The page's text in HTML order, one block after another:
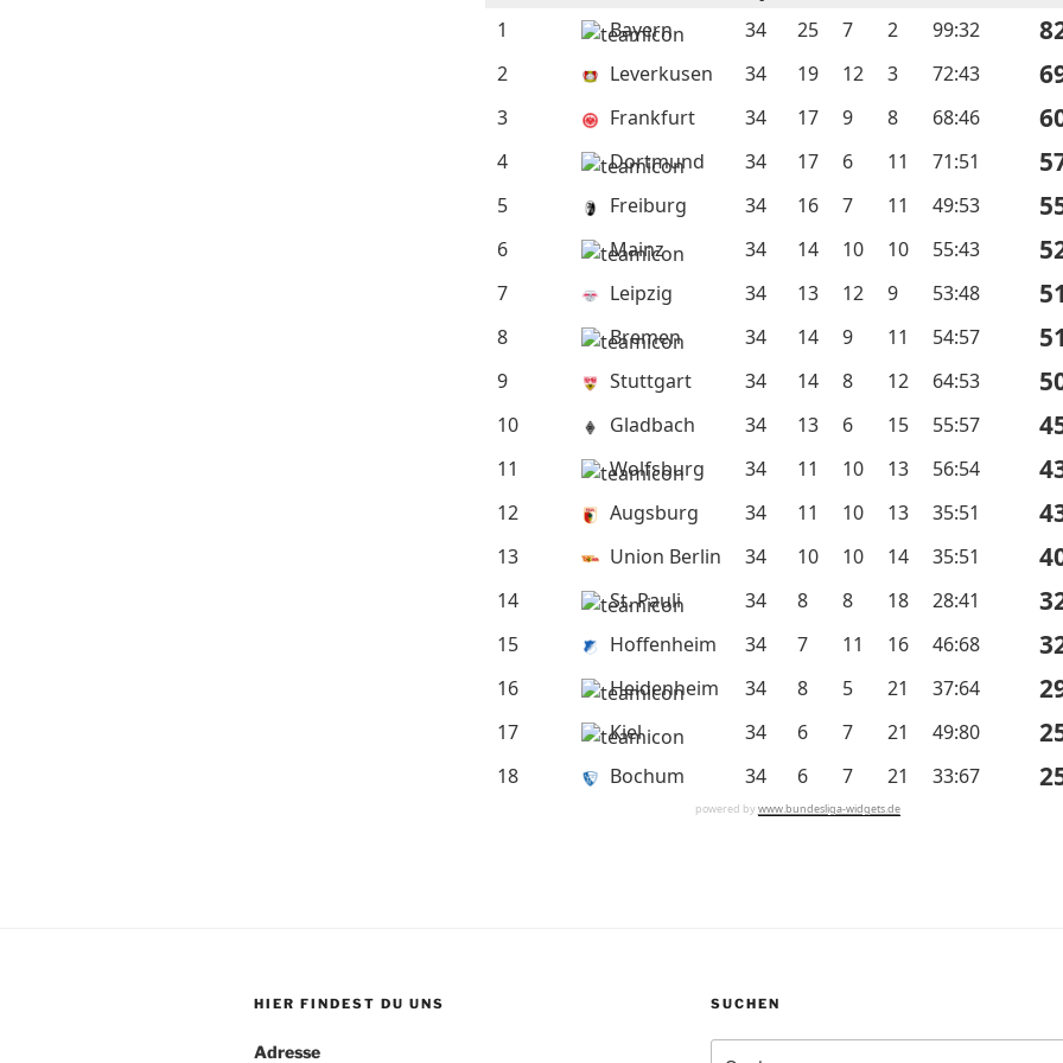
1 Bayern 34 25 7 2 99:32
2 Leverkusen 34 19 12 3 72:43
3 Frankfurt 34 17 9 8 68:46
4 Dortmund 34 17 6 11 71:51
5 Freiburg 34 16 7 11 49:53
6 Mainz 34 14 10 10 55:43
7 Leipzig 34 13 12 9 53:48 51
8 Bremen 34 14 9 11 54:57 51
9 Stuttgart 34 14 8 12 64:53
10 Gladbach 34 13 6 15 55:57
11 Wolfsburg 34 11 10 13 56:54
12 Augsburg 34 11 10 13 35:51
13 Union Berlin 34 10 10 14 35:51
14 St. Pauli 34 8 8 18 28:41
15 Hoffenheim 34 7 11 16 46:68
16 Heidenheim 34 8 5 21 37:64
17 Kiel 34 6 7 21 49:80
18 Bochum 34 6 7 21 33:67
powered bywww.bundesliga-widgets.de
HIER FINDEST DU UNS
Adresse
SUCHEN